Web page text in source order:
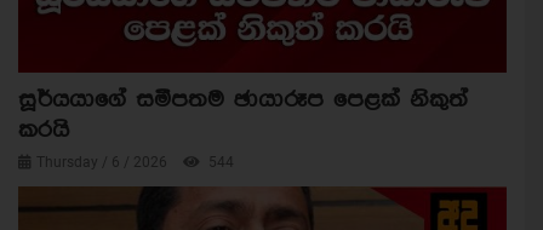
සූර්යයාගේ සමීපතම ඡායාරූප පෙළක් නිකුත්
කරයි
Thursday / 6 / 2026 544